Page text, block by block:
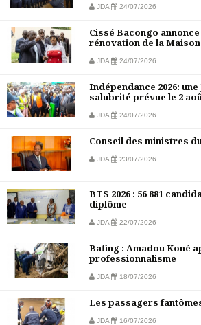
JDA 24/07/2026
Cissé Bacongo
rénovation de la Maison
JDA 24/07/2026
Indépendance 2026:
salubrité prévue le 2
JDA 24/07/2026
Conseil des ministres
JDA 23/07/2026
BTS 2026 : 56 881
diplôme
JDA 22/07/2026
Bafing : Amadou Koné
professionnalisme
JDA 18/07/2026
Les passagers
JDA 16/07/2026